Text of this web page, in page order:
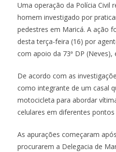
Uma operação da Polícia Civil
homem investigado por
pedestres em Maricá. A ação
desta terça-feira (16) por
com apoio da 73ª DP (Neves),
De acordo com as
como integrante de um casal
motocicleta para abordar
celulares em diferentes pontos
As apurações começaram
procurarem a Delegacia de